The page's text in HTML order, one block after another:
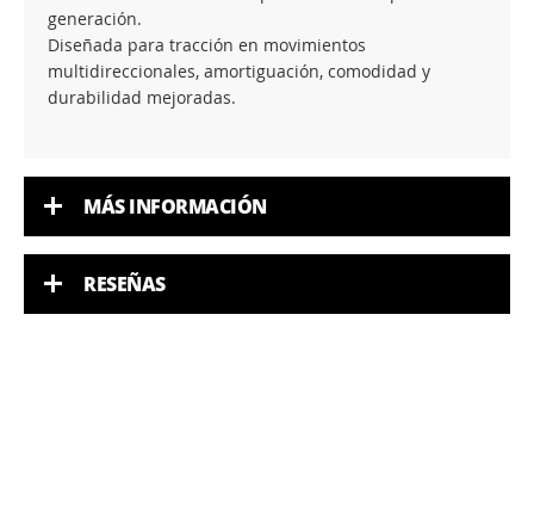
generación.
Diseñada para tracción en movimientos
multidireccionales, amortiguación, comodidad y
durabilidad mejoradas.
MÁS INFORMACIÓN
RESEÑAS